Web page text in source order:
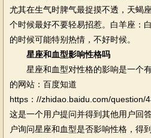
尤其在生气时脾气最捉摸不透，天蝎
个时候最好不要轻易招惹。白羊座：
的时候可能特别热情，不好时候。
星座和血型影响性格吗
星座和血型对性格的影响是一个有
的网站：百度知道
https：//zhidao.baidu.com/question/
这是一个用户提问并得到其他用户回
户询问星座和血型是否影响性格，得